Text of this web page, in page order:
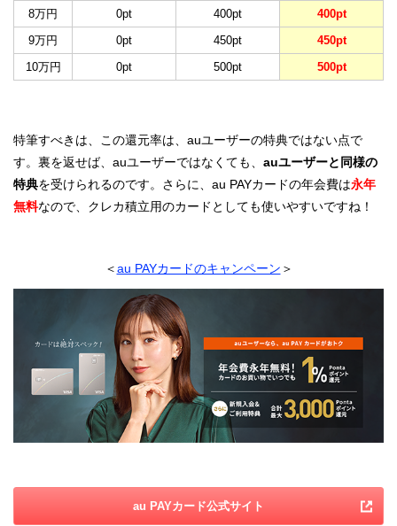
8万円
0pt 400pt
400pt
9万円
0pt 450pt
450pt
10万円
0pt 500pt 500pt
特筆すべきは、この還元率は、auユーザーの特典ではない点で
す。裏を返せば、auユーザーではなくても、 auユーザーと同様の
特典を受けられるのです。さらに、au PAYカードの年会費は永年
無料なので、クレカ積立用のカードとしても使いやすいですね！
＜au PAYカードのキャンペーン ＞
au PAYカード公式サイト